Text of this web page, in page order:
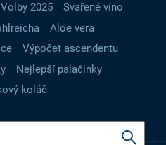
Volby 2025
Svařené víno
Aloe vera
Výpočet ascendentu
Nejlepší palačinky
koláč